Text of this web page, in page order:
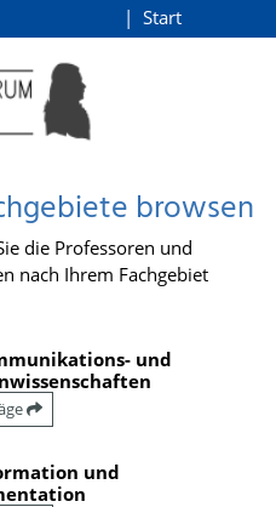
Start
browsen
die Professoren und
nach Ihrem Fachgebiet
und
und